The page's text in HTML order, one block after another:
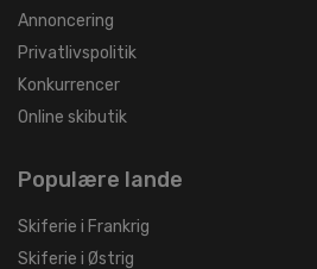
Annoncering
Privatlivspolitik
Konkurrencer
Online skibutik
Populære lande
Skiferie i Frankrig
Skiferie i Østrig